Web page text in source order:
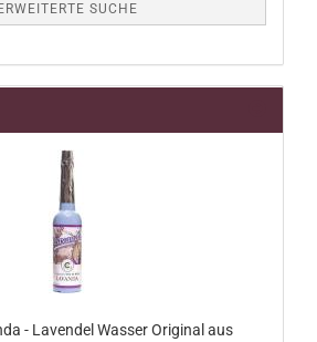
ERWEITERTE SUCHE
- Lavendel Wasser Original aus